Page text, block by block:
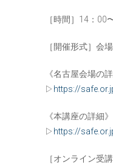
［時間］14：00
［開催形式］会
《名古屋会場の詳
▷ https://
《本講座の詳細》
▷ https://
［オンライン受